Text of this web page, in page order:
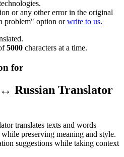
or any other error in the original
problem" option orwrite to us.
5000 characters at a time.
for
Russian Translator
translates texts and words
preserving meaning and style.
suggestions while taking context